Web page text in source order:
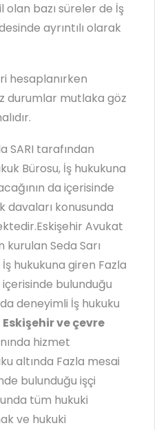
olan bazı süreler de İş
ayrıntılı olarak
hesaplanırken
durumlar mutlaka göz
SARI tarafından
Bürosu, İş hukukuna
da içerisinde
davaları konusunda
Avukat
kurulan Seda Sarı
hukukuna giren Fazla
içerisinde bulunduğu
deneyimli İş hukuku
Eskişehir ve çevre
hizmet
altında Fazla mesai
bulunduğu işçi
tüm hukuki
ve hukuki